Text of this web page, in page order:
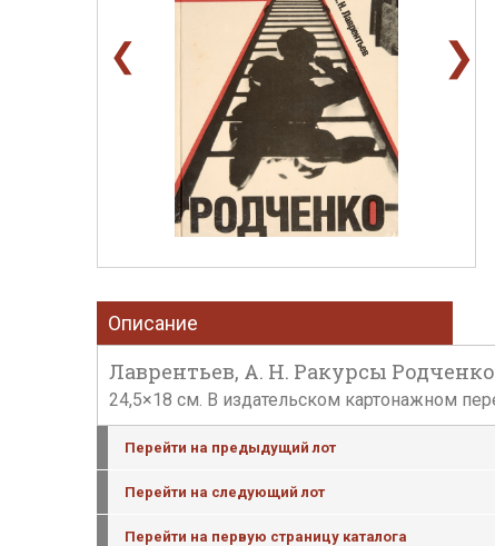
❮ ❯
Описание
Лаврентьев, А. Н. Ракурсы Родченко.
24,5×18 см. В издательском картонажном
Перейти на предыдущий лот
Перейти на следующий лот
Перейти на первую страницу каталога